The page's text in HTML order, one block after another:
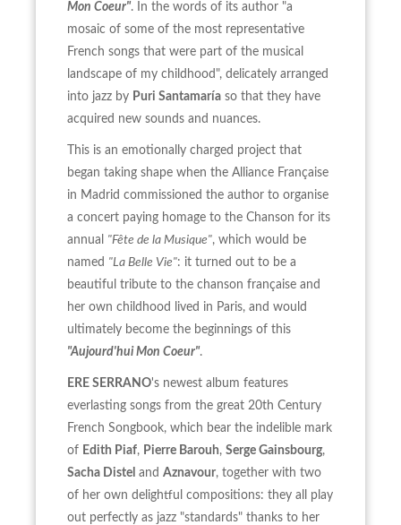
Mon Coeur". In the words of its author "a
mosaic of some of the most representative
French songs that were part of the musical
landscape of my childhood", delicately arranged
into jazz by Puri Santamaría so that they have
acquired new sounds and nuances.
This is an emotionally charged project that
began taking shape when the Alliance Française
in Madrid commissioned the author to organise
a concert paying homage to the Chanson for its
annual "Fête de la Musique", which would be
named "La Belle Vie": it turned out to be a
beautiful tribute to the chanson française and
her own childhood lived in Paris, and would
ultimately become the beginnings of this
"Aujourd'hui Mon Coeur".
ERE SERRANO's newest album features
everlasting songs from the great 20th Century
French Songbook, which bear the indelible mark
of Edith Piaf, Pierre Barouh, Serge Gainsbourg,
Sacha Distel and Aznavour, together with two
of her own delightful compositions: they all play
out perfectly as jazz "standards" thanks to her